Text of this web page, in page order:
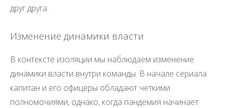
друг друга.
Изменение динамики власти
В контексте изоляции мы наблюдаем изменение
динамики власти внутри команды. В начале сериала
капитан и его офицеры обладают четкими
полномочиями, однако, когда пандемия начинает